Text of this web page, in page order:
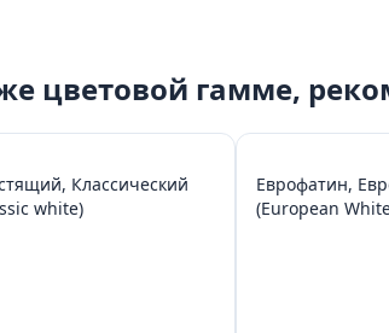
цветовой гамме,
Классический
white)
Еврофатин,
(European